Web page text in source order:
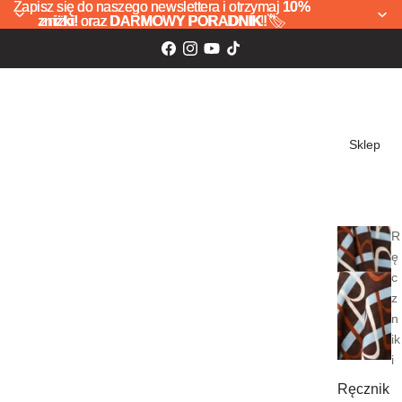
Zapisz się do naszego newslettera i otrzymaj 10%
zniżki! oraz DARMOWY PORADNIK!🏷️
Zapisz się do naszego newslettera i otrzymaj 10%
zniżki! oraz DARMOWY PORADNIK! 🏷️
Sklep
R
ę
c
z
n
ik
i
Ręcznik